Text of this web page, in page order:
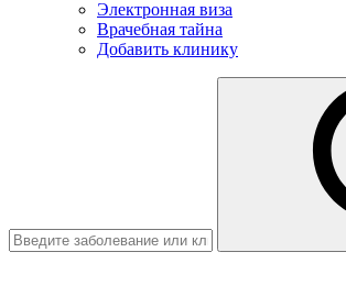
Электронная виза
Врачебная тайна
Добавить клинику